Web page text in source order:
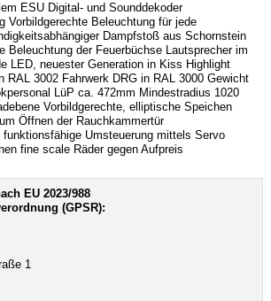
ESU Digital- und Sounddekoder
Vorbildgerechte Beleuchtung für jede
Dampfstoß aus Schornstein
Beleuchtung der Feuerbüchse Lautsprecher im
LED, neuester Generation in Kiss Highlight
RAL 3002 Fahrwerk DRG in RAL 3000 Gewicht
LüP ca. 472mm Mindestradius 1020
Vorbildgerechte, elliptische Speichen
Öffnen der Rauchkammertür
Umsteuerung mittels Servo
fine scale Räder gegen Aufpreis
EU 2023/988
(GPSR):
1